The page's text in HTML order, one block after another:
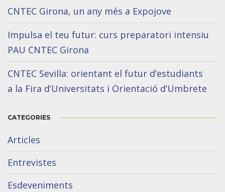
CNTEC Girona, un any més a Expojove
Impulsa el teu futur: curs preparatori intensiu
PAU CNTEC Girona
CNTEC Sevilla: orientant el futur d’estudiants
a la Fira d’Universitats i Orientació d’Umbrete
CATEGORIES
Articles
Entrevistes
Esdeveniments